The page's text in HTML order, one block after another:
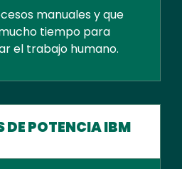
manuales y que
tiempo para
el trabajo humano.
DE POTENCIA IBM